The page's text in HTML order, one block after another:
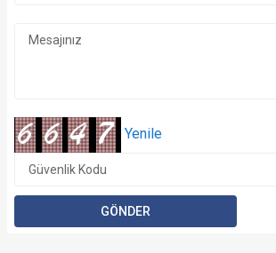
Yenile